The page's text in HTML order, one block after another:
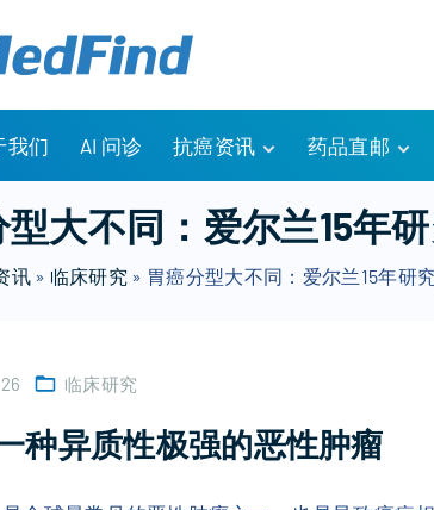
我们 AI 问诊 抗癌资讯
有问有答
诊疗指南
药物信息
药品直邮
购物车
订单追踪
优惠活动
型大不同：爱尔兰15年
讯» 临床研究 » 胃癌分型大不同：爱尔兰15年研
临床研究
种异质性极强的恶性肿瘤